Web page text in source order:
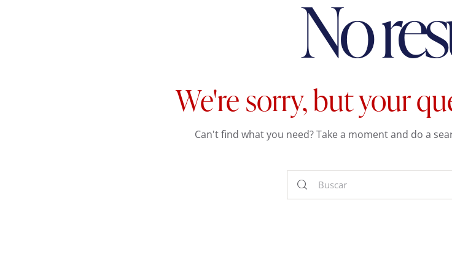
No
We're sorry, but your
Can't find what you need? Take a moment and do a